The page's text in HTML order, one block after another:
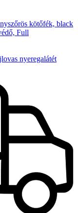
kötőfék, black
Full
nyeregalátét